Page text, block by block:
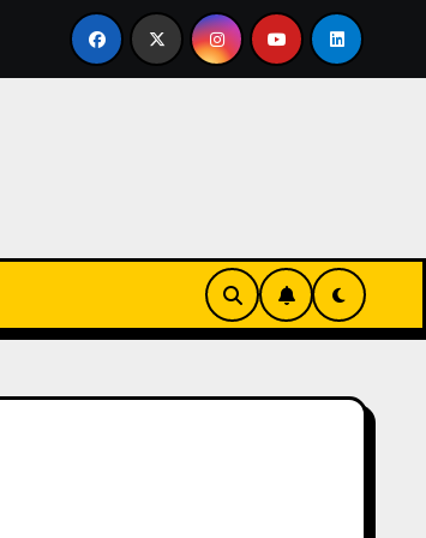
El primer tour de la India Chiquitina